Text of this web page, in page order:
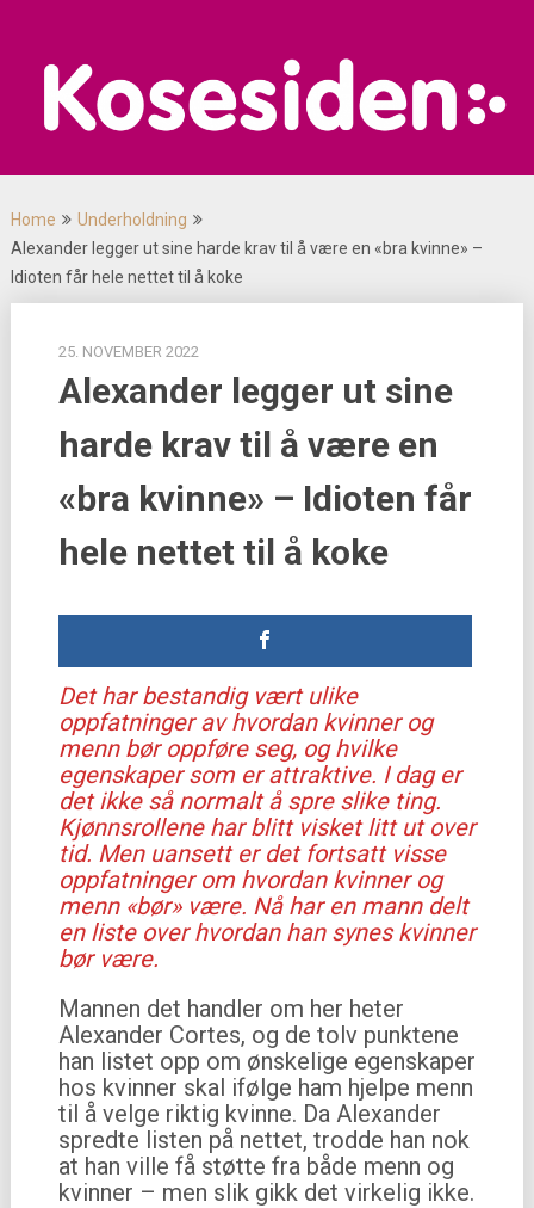
content
Home
Underholdning
Alexander legger ut sine harde krav til å være en «bra kvinne» –
Idioten får hele nettet til å koke
25. NOVEMBER 2022
Alexander legger ut sine
harde krav til å være en
«bra kvinne» – Idioten får
hele nettet til å koke
Det har bestandig vært ulike
oppfatninger av hvordan kvinner og
menn bør oppføre seg, og hvilke
egenskaper som er attraktive. I dag er
det ikke så normalt å spre slike ting.
Kjønnsrollene har blitt visket litt ut over
tid. Men uansett er det fortsatt visse
oppfatninger om hvordan kvinner og
menn «bør» være. Nå har en mann delt
en liste over hvordan han synes kvinner
bør være.
Mannen det handler om her heter
Alexander Cortes, og de tolv punktene
han listet opp om ønskelige egenskaper
hos kvinner skal ifølge ham hjelpe menn
til å velge riktig kvinne. Da Alexander
spredte listen på nettet, trodde han nok
at han ville få støtte fra både menn og
kvinner – men slik gikk det virkelig ikke.